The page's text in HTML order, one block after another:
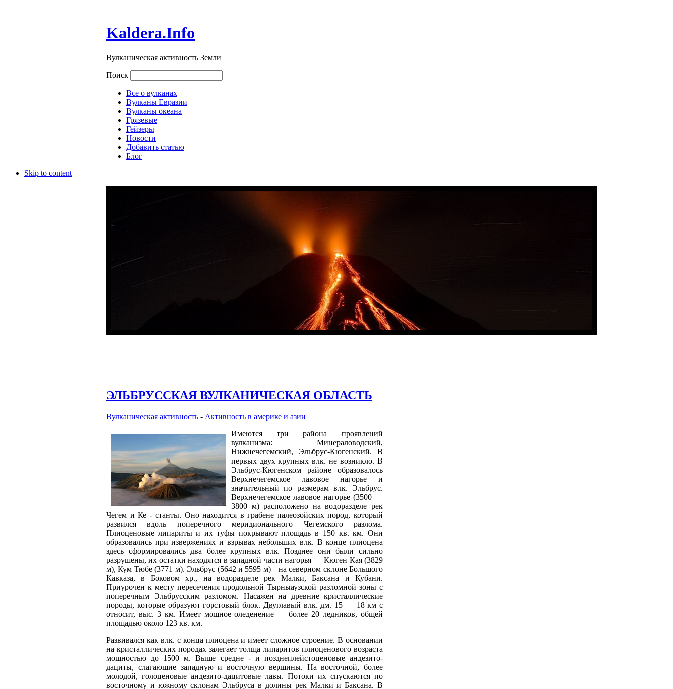
Kaldera.Info
Вулканическая активность Земли
Поиск
Все о вулканах
Вулканы Евразии
Вулканы океана
Грязевые
Гейзеры
Новости
Добавить статью
Блог
Skip to content
ЭЛЬБРУССКАЯ ВУЛКАНИЧЕСКАЯ ОБЛАСТЬ
Вулканическая активность - Активность в америке и азии
Имеются три района проявлений
вулканизма: Минераловодский,
Нижнечегемский, Эльбрус-Кюгенский. В
первых двух крупных влк. не возникло. В
Эльбрус-Кюгенском районе образовалось
Верхнечегемское лавовое нагорье и
значительный по размерам влк. Эльбрус.
Верхнечегемское лавовое нагорье (3500 —
3800 м) расположено на водоразделе рек
Чегем и Ке - станты. Оно находится в грабене палеозойских пород, который
развился вдоль поперечного меридионального Чегемского разлома.
Плиоценовые липариты и их туфы покрывают площадь в 150 кв. км. Они
образовались при извержениях и взрывах небольших влк. В конце плиоцена
здесь сформировались два более крупных влк. Позднее они были сильно
разрушены, их остатки находятся в западной части нагорья — Кюген Кая (3829
м), Кум Тюбе (3771 м). Эльбрус (5642 и 5595 м)—на северном склоне Большого
Кавказа, в Боковом хр., на водоразделе рек Малки, Баксана и Кубани.
Приурочен к месту пересечения продольной Тырныаузской разломной зоны с
поперечным Эльбрусским разломом. Насажен на древние кристаллические
породы, которые образуют горстовый блок. Двуглавый влк. дм. 15 — 18 км с
относит, выс. 3 км. Имеет мощное оледенение — более 20 ледников, общей
площадью около 123 кв. км.
Развивался как влк. с конца плиоцена и имеет сложное строение. В основании
на кристаллических породах залегает толща липаритов плиоценового возраста
мощностью до 1500 м. Выше средне - и позднеплейстоценовые андезито-
дациты, слагающие западную и восточную вершины. На восточной, более
молодой, голоценовые андезито-дацитовые лавы. Потоки их спускаются по
восточному и южному склонам Эльбруса в долины рек Малки и Баксана. В